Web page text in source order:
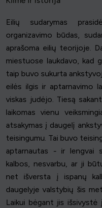
Eilių sudarymas
organizavimo būdas,
aprašoma eilių teorijoje.
miestuose laukdavo, kad
taip buvo sukurta
eilės ilgis ir aptarnavimo
viskas judėjo. Tiesą
laikomas vienu
atsakymas į daugelį
teisingumu. Tai buvo
aptarnautas - ir lengvai
kalbos, nesvarbu, ar ji
net išversta į ispanų
daugelyje valstybių šis
Laikui bėgant jis